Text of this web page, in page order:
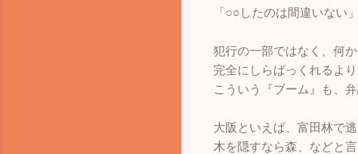
「○○したのは間違いない」
犯行の一部ではなく、何
完全にしらばっくれるよ
こういう『ブーム』も、
大阪といえば、富田林で
木を隠すなら森、などと